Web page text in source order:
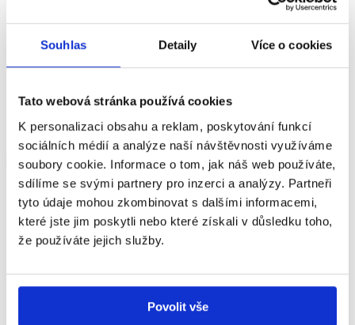
Souhlas Detaily Více o cookies
Tato webová stránka používá cookies
K personalizaci obsahu a reklam, poskytování funkcí
sociálních médií a analýze naší návštěvnosti využíváme
soubory cookie. Informace o tom, jak náš web používáte,
sdílíme se svými partnery pro inzerci a analýzy. Partneři
tyto údaje mohou zkombinovat s dalšími informacemi,
které jste jim poskytli nebo které získali v důsledku toho,
že používáte jejich služby.
Povolit vše
VARIANTY
VÝVOJ DĚTÍ
KONTAKT
NÁKUP
Terapie
equazencz|Dub 30, 2025|T
Terapie je odborný proces, který pomáhá lidem zvládat